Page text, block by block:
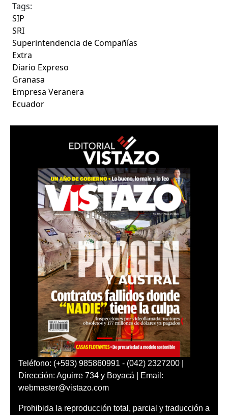
Tags:
SIP
SRI
Superintendencia de Compañías
Extra
Diario Expreso
Granasa
Empresa Veranera
Ecuador
Teléfono: (+593) 985860991 - (042) 2327200 |
Dirección: Aguirre 734 y Boyacá | Email:
webmaster@vistazo.com
Prohibida la reproducción total, parcial y traducción a